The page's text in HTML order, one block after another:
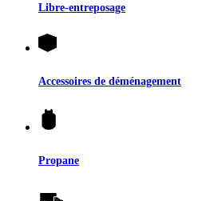
Libre-entreposage
Accessoires de déménagement
Propane